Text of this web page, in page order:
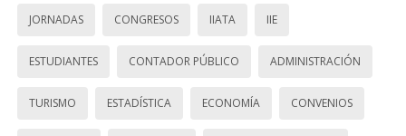
JORNADAS CONGRESOS IIATA IIE
ESTUDIANTES CONTADOR PÚBLICO ADMINISTRACIÓN
TURISMO ESTADÍSTICA ECONOMÍA CONVENIOS